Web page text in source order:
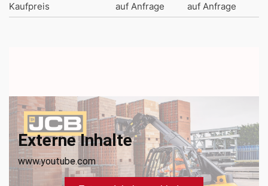
Kaufpreis
auf Anfrage auf Anfrage